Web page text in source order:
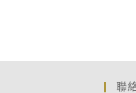
聯